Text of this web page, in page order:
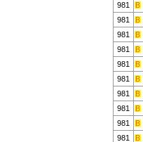
981
981
981
981
981
981
981
981
981
981